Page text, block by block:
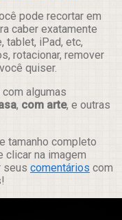
pode recortar em
caber exatamente
tablet, iPad, etc,
rotacionar, remover
quiser.
algumas
, com arte, e outras
tamanho completo
clicar na imagem
seus comentários com